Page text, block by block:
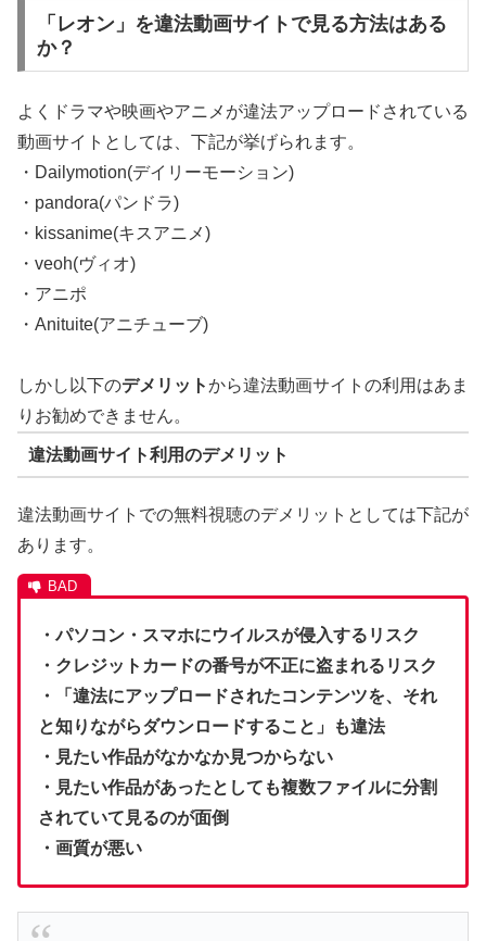
「レオン」を違法動画サイトで見る方法はある
か？
よくドラマや映画やアニメが違法アップロードされている
動画サイトとしては、下記が挙げられます。
・Dailymotion(デイリーモーション)
・pandora(パンドラ)
・kissanime(キスアニメ)
・veoh(ヴィオ)
・アニポ
・Anituite(アニチューブ)
しかし以下のデメリットから違法動画サイトの利用はあま
りお勧めできません。
違法動画サイト利用のデメリット
違法動画サイトでの無料視聴のデメリットとしては下記が
あります。
・パソコン・スマホにウイルスが侵入するリスク
・クレジットカードの番号が不正に盗まれるリスク
・「違法にアップロードされたコンテンツを、それ
と知りながらダウンロードすること」も違法
・見たい作品がなかなか見つからない
・見たい作品があったとしても複数ファイルに分割
されていて見るのが面倒
・画質が悪い